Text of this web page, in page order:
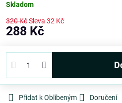
Skladom
320 KčSleva 32 Kč
288 Kč
Přidat k Oblíbeným Doručení